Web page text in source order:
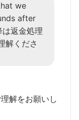
we
after
返金処理
解くださ
理解をお願いし